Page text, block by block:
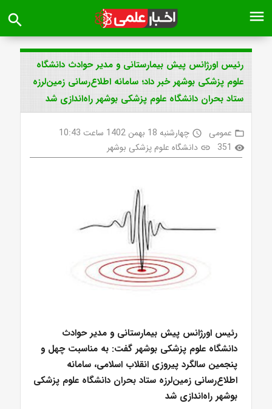
menu
search
رئیس اورژانس پیش بیمارستانی و مدیر حوادث دانشگاه
علوم پزشکی بوشهر خبر داد؛ سامانه اطلاع‌رسانی زمین‌لرزه
ستاد بحران دانشگاه علوم پزشکی بوشهر راه‌اندازی شد
folder_open عمومی access_time چهارشنبه 18 بهمن 1402 ساعت 10:43
visibility
351
link دانشگاه علوم پزشکی بوشهر
رئیس اورژانس پیش بیمارستانی و مدیر حوادث
دانشگاه علوم پزشکی بوشهر گفت: به مناسبت چهل و
پنجمین سالگرد پیروزی انقلاب اسلامی، سامانه
اطلاع‌رسانی زمین‌لرزه ستاد بحران دانشگاه علوم پزشکی
بوشهر راه‌اندازی شد